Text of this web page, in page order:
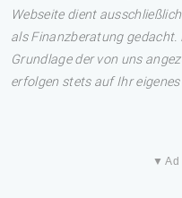
Webseite dient
als Finanzberatung gedacht.
Grundlage der von uns
erfolgen stets auf Ihr
▼ Ad